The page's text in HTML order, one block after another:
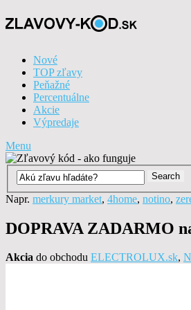
Nové
TOP zľavy
Peňažné
Percentuálne
Akcie
Výpredaje
Menu
Napr. merkury market, 4home, notino,
DOPRAVA ZADARMO
Akcia do obchodu ELECTROLUX.sk,